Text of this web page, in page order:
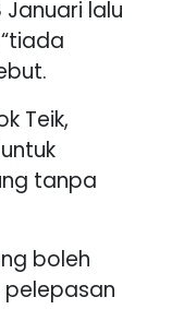
lalu
Teik,
tanpa
boleh